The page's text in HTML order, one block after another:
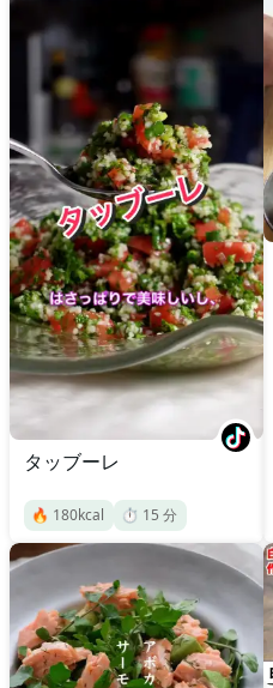
タッブーレ
🔥 180kcal ⏱️ 15 分